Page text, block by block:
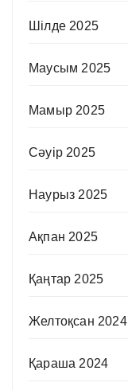
Шілде 2025
Маусым 2025
Мамыр 2025
Сәуір 2025
Наурыз 2025
Ақпан 2025
Қаңтар 2025
Желтоқсан 2024
Қараша 2024